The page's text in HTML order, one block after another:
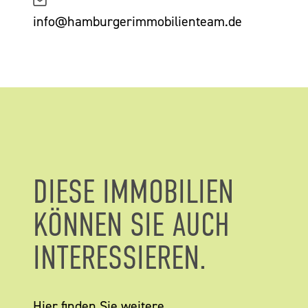
info@hamburgerimmobilienteam.de
DIESE IMMOBILIEN
KÖNNEN SIE AUCH
INTERESSIEREN.